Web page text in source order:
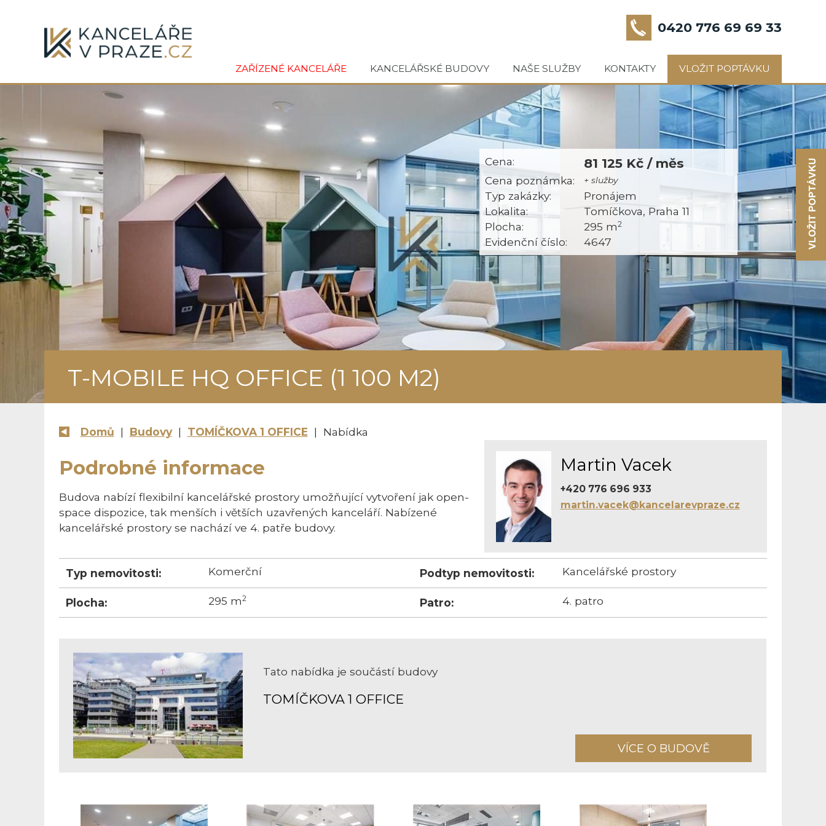
0420 776 69 69 33
ZAŘÍZENÉ KANCELÁŘE KANCELÁŘSKÉ BUDOVY NAŠE SLUŽBY KONTAKTY VLOŽIT POPTÁVKU
Cena: 81 125 Kč / měs
Cena poznámka: + služby
Typ zakázky:
Pronájem
Lokalita:
Tomíčkova, Praha 11
Plocha:
295 m2
Evidenční číslo: 4647
T-MOBILE HQ OFFICE (1 100 M2)
Domů | Budovy| TOMÍČKOVA 1 OFFICE | Nabídka
Martin Vacek
+420 776 696 933
martin.vacek@kancelarevpraze.cz
Podrobné informace
Budova nabízí flexibilní kancelářské prostory umožňující vytvoření jak open-
space dispozice, tak menších i větších uzavřených kanceláří. Nabízené
kancelářské prostory se nachází ve 4. patře budovy.
Typ nemovitosti: Komerční Podtyp nemovitosti: Kancelářské prostory
Plocha: 295 m2 Patro: 4. patro
Tato nabídka je součástí budovy
TOMÍČKOVA 1 OFFICE
VÍCE O BUDOVĚ